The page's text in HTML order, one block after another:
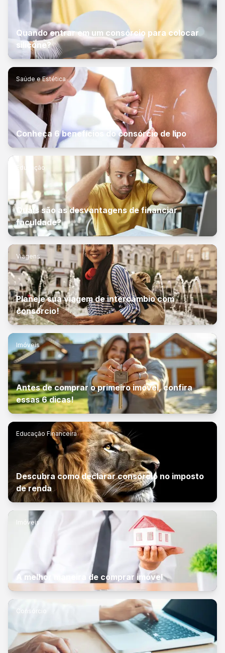
Quando entrar em um consórcio para colocar
silicone?
Saúde e Estética
Conheça 6 benefícios do consórcio de lipo
Educação
Quais são as desvantagens de financiar
faculdade?
Viagens
Planeje sua viagem de intercâmbio com
consórcio!
Imóveis
Antes de comprar o primeiro imóvel, confira
essas 6 dicas!
Educação Financeira
Descubra como declarar consórcio no imposto
de renda
Imóveis
A melhor maneira de comprar imóvel
Consórcio